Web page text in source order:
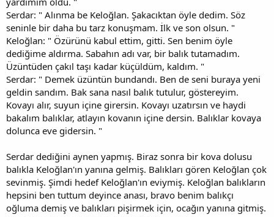
Serdar: " Alınma be Keloğlan. Şakacıktan öyle dedim. Söz
seninle bir daha bu tarz konuşmam. İlk ve son olsun. "
Keloğlan: " Özürünü kabul ettim, gitti. Sen benim öyle
dediğime aldırma. Sabahın adı var, bir balık tutamadım.
Üzüntüden çakıl taşı kadar küçüldüm, kaldım. "
Serdar: " Demek üzüntün bundandı. Ben de seni buraya yeni
geldin sandım. Bak sana nasıl balık tutulur, göstereyim.
Kovayı alır, suyun içine girersin. Kovayı uzatırsın ve haydi
bakalım balıklar, atlayın kovanın içine dersin. Balıklar kovaya
dolunca eve gidersin. "
Serdar dediğini aynen yapmış. Biraz sonra bir kova dolusu
balıkla Keloğlan'ın yanına gelmiş. Balıkları gören Keloğlan çok
sevinmiş. Şimdi hedef Keloğlan'ın eviymiş. Keloğlan balıkların
hepsini ben tuttum deyince anası, bravo benim balıkçı
oğluma demiş ve balıkları pişirmek için, ocağın yanına gitmiş.